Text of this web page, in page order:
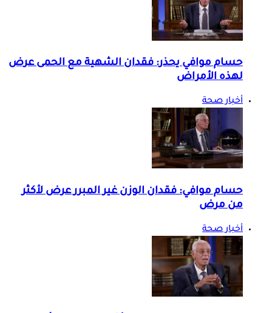
حسام موافي يحذر: فقدان الشهية مع الحمى عرض
لهذه الأمراض
أخبار صحة
حسام موافي: فقدان الوزن غير المبرر عرض لأكثر
من مرض
أخبار صحة